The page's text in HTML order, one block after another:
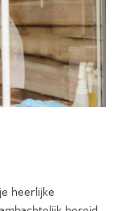
heerlijke